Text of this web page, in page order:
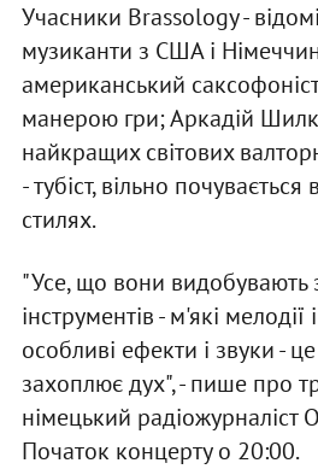
Учасники Brassology -
музиканти з США і
американський
манерою гри; Аркадій
найкращих світових
- тубіст, вільно
стилях.
"Усе, що вони видобувають
інструментів - м'які мелодії
особливі ефекти і звуки -
захоплює дух", - пише про
німецький радіожурналіст
Початок концерту о 20:00.